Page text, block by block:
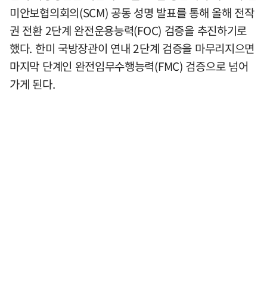
미안보협의회의(SCM) 공동 성명 발표를 통해 올해 전작
권 전환 2단계 완전운용능력(FOC) 검증을 추진하기로
했다. 한미 국방장관이 연내 2단계 검증을 마무리지으면
마지막 단계인 완전임무수행능력(FMC) 검증으로 넘어
가게 된다.